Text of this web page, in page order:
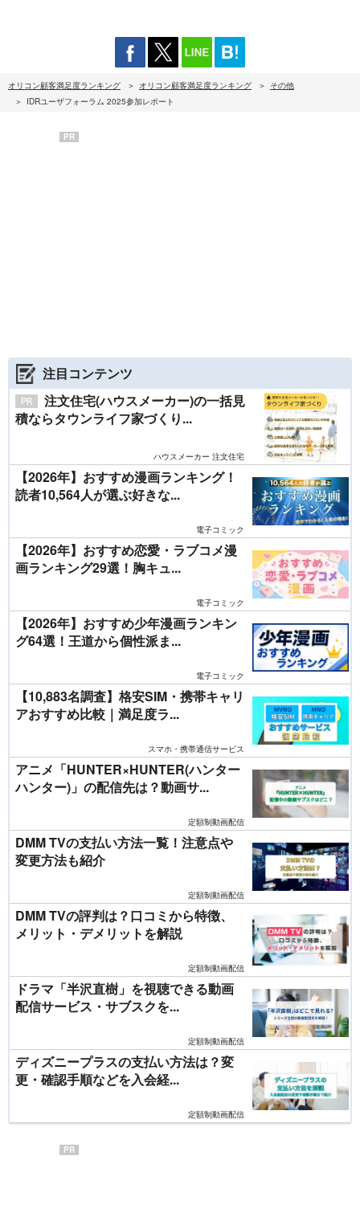
オリコン顧客満足度ランキング オリコン顧客満足度ランキング
その他
IDRユーザフォーラム 2025参加レポート
PR
注目コンテンツ
注文住宅(ハウスメーカー)の一括見
積ならタウンライフ家づくり...
ハウスメーカー 注文住宅
【2026年】おすすめ漫画ランキング！
読者10,564人が選ぶ好きな...
電子コミック
【2026年】おすすめ恋愛・ラブコメ漫
画ランキング29選！胸キュ...
電子コミック
【2026年】おすすめ少年漫画ランキン
グ64選！王道から個性派ま...
電子コミック
【10,883名調査】格安SIM・携帯キャリ
アおすすめ比較｜満足度ラ...
スマホ・携帯通信サービス
アニメ「HUNTER×HUNTER(ハンター
ハンター)」の配信先は？動画サ...
定額制動画配信
DMM TVの支払い方法一覧！注意点や
変更方法も紹介
定額制動画配信
DMM TVの評判は？口コミから特徴、
メリット・デメリットを解説
定額制動画配信
ドラマ「半沢直樹」を視聴できる動画
配信サービス・サブスクを...
定額制動画配信
ディズニープラスの支払い方法は？変
更・確認手順などを入会経...
定額制動画配信
PR